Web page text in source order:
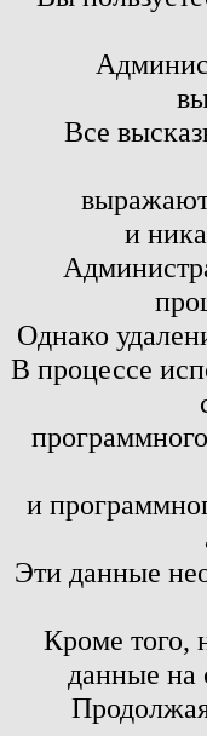
Все
выражают
и
Однако
В процессе
и
Эти данные
Кроме того,
данные на